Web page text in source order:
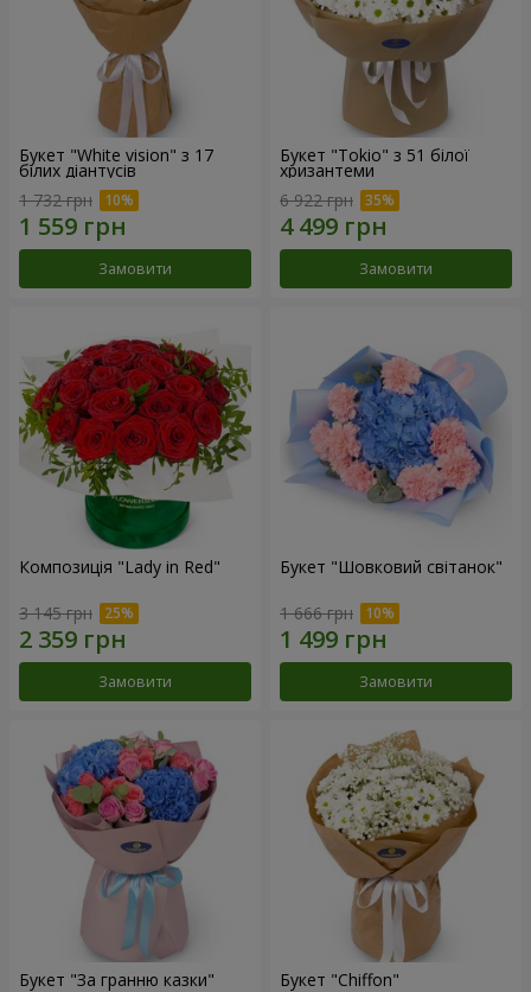
Букет "White vision" з 17
білих діантусів
1 732 грн
Замовити
Букет "Tokio" з 51 білої
хризантеми
6 922 грн
Замовити
Композиція "Lady in Red"
3 145 грн
Замовити
Букет "Шовковий світанок"
1 666 грн
Замовити
Букет "За гранню казки" Букет "Chiffon"